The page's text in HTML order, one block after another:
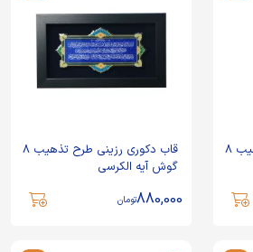
قاب دکوری رزینی طرح تذهیب 8
قاب دکوری رزینی طرح تذهیب 8
گوش آیه الکرسی
880,000تومان